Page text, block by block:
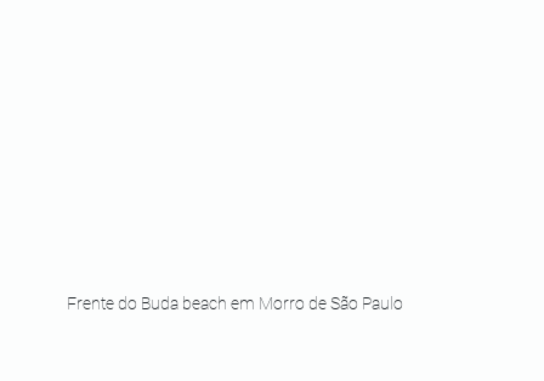
Frente do Buda beach em Morro de São Paulo